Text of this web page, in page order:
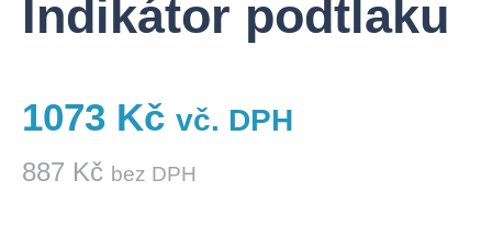
Indikátor podtlaku
1073 Kč vč. DPH
887 Kč bez DPH